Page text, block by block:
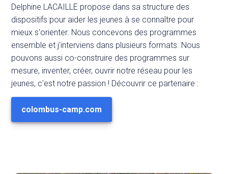
Delphine LACAILLE propose dans sa structure des
dispositifs pour aider les jeunes à se connaître pour
mieux s'orienter. Nous concevons des programmes
ensemble et j'interviens dans plusieurs formats. Nous
pouvons aussi co-construire des programmes sur
mesure, inventer, créer, ouvrir notre réseau pour les
jeunes, c'est notre passion ! Découvrir ce partenaire :
colombus-camp.com